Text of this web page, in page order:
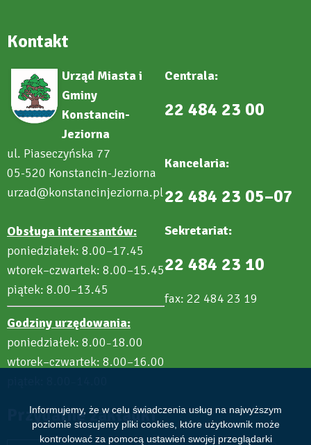
Informujemy, że w celu świadczenia usług na najwyższym
poziomie stosujemy pliki cookies, które użytkownik może
kontrolować za pomocą ustawień swojej przeglądarki
Kontakt
Urząd Miasta i
Gminy
Konstancin-
Jeziorna
ul. Piaseczyńska 77
05-520 Konstancin-Jeziorna
urzad@konstancinjeziorna.pl
Obsługa interesantów:
poniedziałek: 8.00–17.45
wtorek–czwartek: 8.00–15.45
piątek: 8.00–13.45
Godziny urzędowania:
poniedziałek: 8.00–18.00
wtorek–czwartek: 8.00–16.00
Centrala:
22 484 23 00
Kancelaria:
22 484 23 05–07
Sekretariat:
22 484 23 10
fax: 22 484 23 19
Przydatne zakładki